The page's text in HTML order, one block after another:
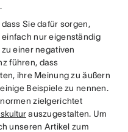
Sie dafür sorgen,
nur eigenständig
einer negativen
führen, dass
ihre Meinung zu äußern
Beispiele zu nennen.
zielgerichtet
auszugestalten. Um
unseren Artikel zum